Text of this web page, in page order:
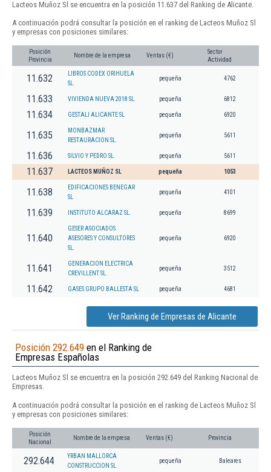
Lacteos Muñoz Sl se encuentra en la posición 11.637 del Ranking de Alicante.
A continuación podrá consultar la posición en el ranking de Lacteos Muñoz Sl
y empresas con posiciones similares:
Posición
Provincia
Nombre de la empresa Ventas (€)
Sector
Actividad
11.632
LIBROS CODEX ORIHUELA
SL.
pequeña 4762
11.633 VIVIENDA NUEVA 2018 SL. pequeña 6812
11.634 GESTALI ALICANTE SL pequeña 6920
11.635
MONBAZMAR
RESTAURACION SL.
pequeña 5611
11.636 SILVIO Y PEDRO SL. pequeña 5611
11.637 LACTEOS MUÑOZ SL pequeña 1053
11.638
EDIFICACIONES BENEGAR
SL
pequeña 4101
11.639 INSTITUTO ALCARAZ SL. pequeña 8699
11.640
GESER ASOCIADOS
ASESORES Y CONSULTORES
SL.
pequeña 6920
11.641
GENERACION ELECTRICA
CREVILLENT SL.
pequeña 3512
11.642 GASES GRUPO BALLESTA SL pequeña 4681
Ver Ranking de Empresas de Alicante
Posición 292.649 en el Ranking de
Empresas Españolas
Lacteos Muñoz Sl se encuentra en la posición 292.649 del Ranking Nacional de
Empresas.
A continuación podrá consultar la posición en el ranking de Lacteos Muñoz Sl
y empresas con posiciones similares:
Posición
Nacional
Nombre de la empresa Ventas (€) Provincia
292.644
YRBAN MALLORCA
CONSTRUCCION SL.
pequeña Baleares